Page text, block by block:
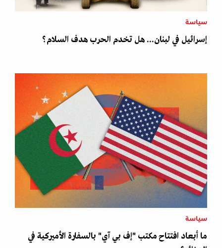
سياسة
إسرائيل في لبنان... هل تخدم الحرب هدف السلام؟
سياسة
ما أبعاد افتتاح مكتب "إف بي آي" بالسفارة الأميركية في